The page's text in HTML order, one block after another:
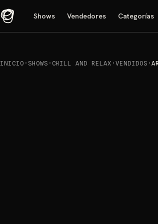
Shows Vendedores Categorías
INICIO · SHOWS · CHILL AND RELAX · VENDIDOS ·